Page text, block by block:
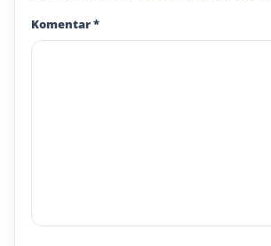
Komentar*